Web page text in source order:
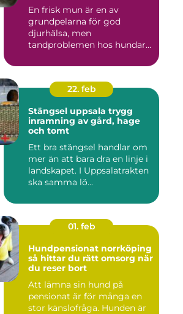
En frisk mun är en av
grundpelarna för god
djurhälsa, men
tandproblemen hos hundar
22. feb
Stängsel uppsala trygg
inramning av gård, hage
och tomt
Ett bra stängsel handlar om
mer än att bara dra en linje i
landskapet. I Uppsalatrakten
ska samma lö...
01. feb
Hundpensionat norrköping
så hittar du rätt omsorg när
du reser bort
Att lämna sin hund på
pensionat är för många en
stor känslofråga. Hunden är